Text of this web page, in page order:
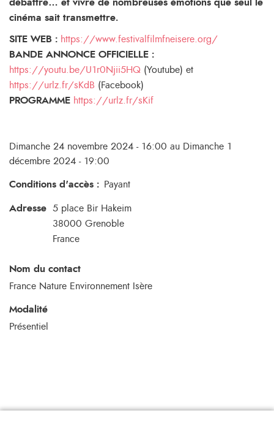
débattre… et vivre de nombreuses émotions que seul le
cinéma sait transmettre.
SITE WEB : https://www.festivalfilmfneisere.org/
BANDE ANNONCE OFFICIELLE :
https://youtu.be/U1r0Njii5HQ (Youtube) et
https://urlz.fr/sKdB (Facebook)
PROGRAMME https://urlz.fr/sKif
Dimanche 24 novembre 2024 - 16:00 au Dimanche 1
décembre 2024 - 19:00
Conditions d'accès : Payant
Adresse
5 place Bir Hakeim
38000 Grenoble
France
Nom du contact
France Nature Environnement Isère
Modalité
Présentiel